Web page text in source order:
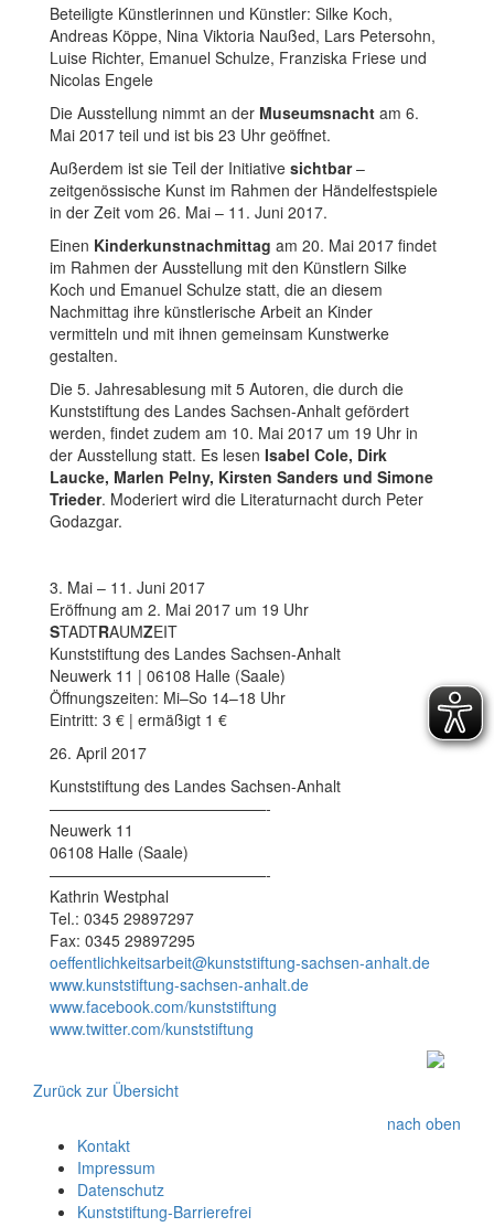
Beteiligte Künstlerinnen und Künstler: Silke Koch,
Andreas Köppe, Nina Viktoria Naußed, Lars Petersohn,
Luise Richter, Emanuel Schulze, Franziska Friese und
Nicolas Engele
Die Ausstellung nimmt an der Museumsnacht am 6.
Mai 2017 teil und ist bis 23 Uhr geöffnet.
Außerdem ist sie Teil der Initiative sichtbar–
zeitgenössische Kunst im Rahmen der Händelfestspiele
in der Zeit vom 26. Mai – 11. Juni 2017.
Einen Kinderkunstnachmittag am 20. Mai 2017 findet
im Rahmen der Ausstellung mit den Künstlern Silke
Koch und Emanuel Schulze statt, die an diesem
Nachmittag ihre künstlerische Arbeit an Kinder
vermitteln und mit ihnen gemeinsam Kunstwerke
gestalten.
Die 5. Jahresablesung mit 5 Autoren, die durch die
Kunststiftung des Landes Sachsen-Anhalt gefördert
werden, findet zudem am 10. Mai 2017 um 19 Uhr in
der Ausstellung statt. Es lesen Isabel Cole, Dirk
Laucke, Marlen Pelny, Kirsten Sanders und Simone
Trieder. Moderiert wird die Literaturnacht durch Peter
Godazgar.
3. Mai – 11. Juni 2017
Eröffnung am 2. Mai 2017 um 19 Uhr
STADTRAUMZEIT
Kunststiftung des Landes Sachsen-Anhalt
Neuwerk 11 | 06108 Halle (Saale)
Öffnungszeiten: Mi–So 14–18 Uhr
Eintritt: 3 € | ermäßigt 1 €
26. April 2017
Kunststiftung des Landes Sachsen-Anhalt
——————————————-
Neuwerk 11
06108 Halle (Saale)
——————————————-
Kathrin Westphal
Tel.: 0345 29897297
Fax: 0345 29897295
oeffentlichkeitsarbeit@kunststiftung-sachsen-anhalt.de
www.kunststiftung-sachsen-anhalt.de
www.facebook.com/kunststiftung
www.twitter.com/kunststiftung
Zurück zur Übersicht
nach oben
Kontakt
Impressum
Datenschutz
Kunststiftung-Barrierefrei